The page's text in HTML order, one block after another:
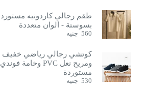
طقم رجالي كاردونيه مستورد
بسوستة - ألوان متعددة
560 جنيه
كوتشي رجالي رياضي خفيف
ومريح نعل PVC وخامة فوندي
مستوردة
530 جنيه